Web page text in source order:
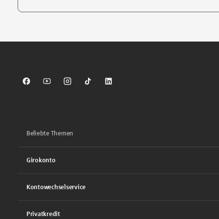
Sparkasse auf Facebook
Sparkasse auf Youtube
Sparkasse auf Instagram
Sparkasse auf TikTok
Sparkasse auf LinkedIn
Beliebte Themen
Girokonto
Kontowechselservice
Privatkredit